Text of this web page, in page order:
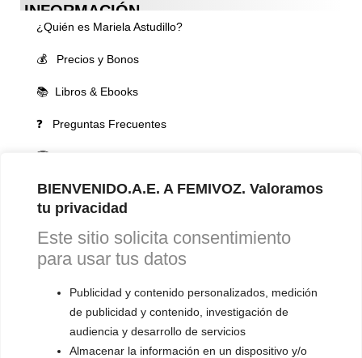
BIENVENIDO.A.E. A FEMIVOZ. Valoramos
tu privacidad
Este sitio solicita consentimiento
para usar tus datos
Publicidad y contenido personalizados, medición
de publicidad y contenido, investigación de
audiencia y desarrollo de servicios
Almacenar la información en un dispositivo y/o
INFORMACIÓN
¿Quién es Mariela Astudillo?
💰 Precios y Bonos
📚 Libros & Ebooks
❓ Preguntas Frecuentes
🏆 Cursos y Masterclass
VOCES LGBTQIA+ 🏳️‍🌈
▪️ Feminización de la voz
▪️ Masculinización de la voz
▪️ Dualización de la voz
▪️ Androginización de la voz